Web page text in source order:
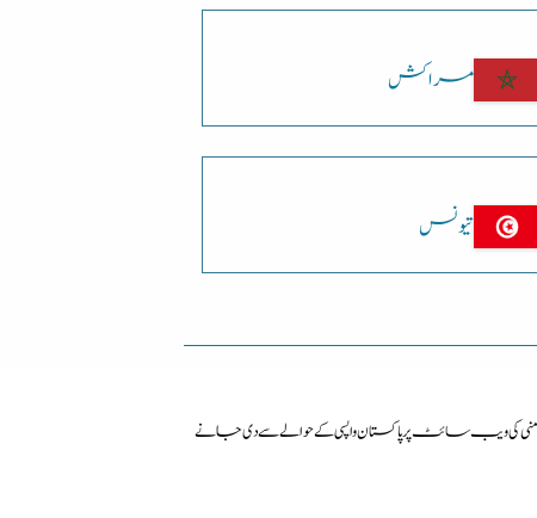
مراکش
تیونس
ویب سائٹ پرپاکستان واپسی کے حوالے سے دی جانے